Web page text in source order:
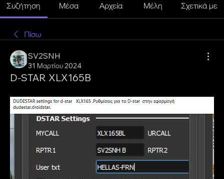
Συζήτηση Μέσα Αρχεία Μέλη Σχετικά με
Πίσω
SV2SNH
31 Μαρτίου 2024
D-STAR XLX165B